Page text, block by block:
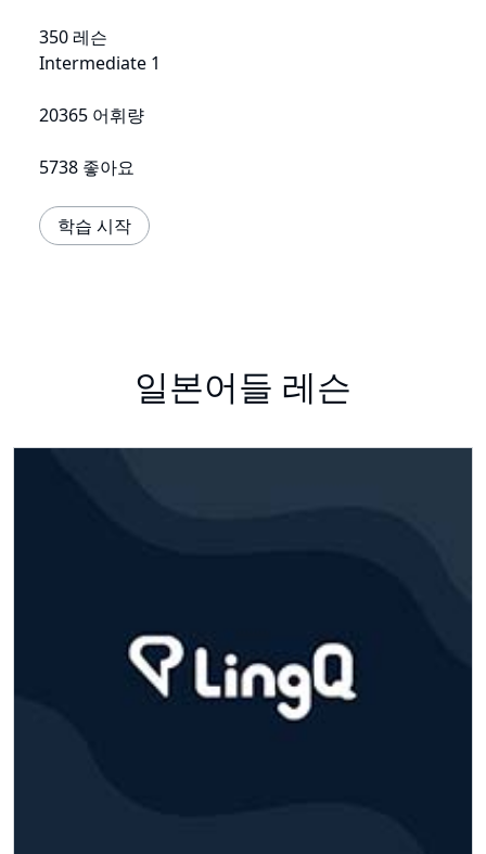
350 레슨
Intermediate 1
20365 어휘량
5738 좋아요
학습 시작
일본어들 레슨